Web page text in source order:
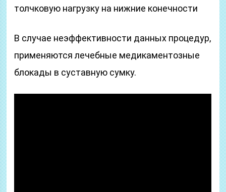
толчковую нагрузку на нижние конечности
В случае неэффективности данных процедур,
применяются лечебные медикаментозные
блокады в суставную сумку.